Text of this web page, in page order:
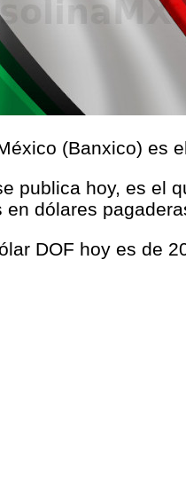
(Banxico) es
publica hoy, es el
en dólares
DOF hoy es de